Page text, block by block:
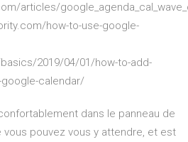
articles/
how-to-use-google-
2019/04/01/how-to-add-
calendar/
dans le panneau de
pouvez vous y attendre, et est